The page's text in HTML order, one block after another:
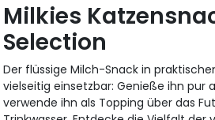
Milkies
Selection
Der flüssige Milch-Snack in
vielseitig einsetzbar: Genieße ihn pur
verwende ihn als Topping über das